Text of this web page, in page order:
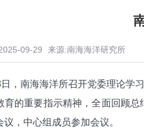
09-29 来源:南海海洋研究所
，南海海洋所召开党委理论学
育的重要指示精神，全面回顾
议，中心组成员参加会议。